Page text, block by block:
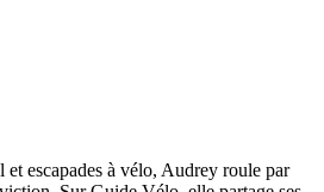
escapades à vélo, Audrey roule par